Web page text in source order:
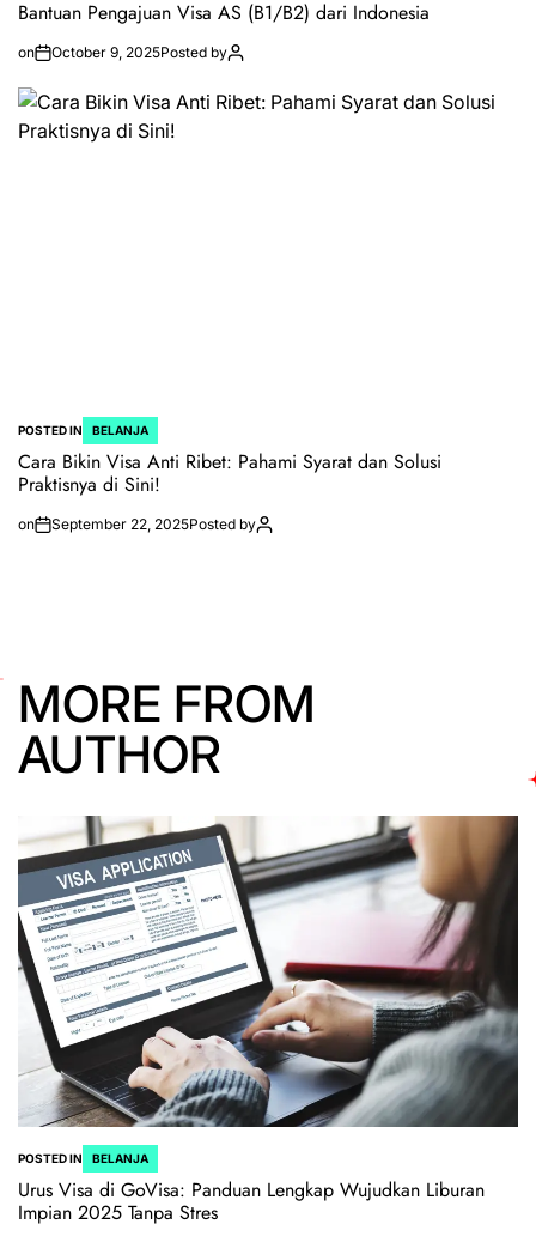
Bantuan Pengajuan Visa AS (B1/B2) dari Indonesia
on October 9, 2025Posted by
POSTED IN BELANJA
Cara Bikin Visa Anti Ribet: Pahami Syarat dan Solusi
Praktisnya di Sini!
on September 22, 2025Posted by
MORE FROM
AUTHOR
POSTED IN BELANJA
Urus Visa di GoVisa: Panduan Lengkap Wujudkan Liburan
Impian 2025 Tanpa Stres